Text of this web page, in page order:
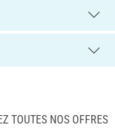
TOUTES NOS OFFRES